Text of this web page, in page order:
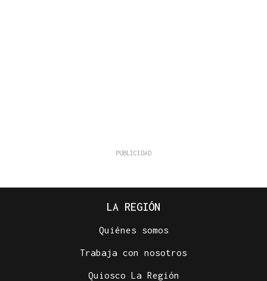
LA REGIÓN
Quiénes somos
Trabaja con nosotros
Quiosco La Región